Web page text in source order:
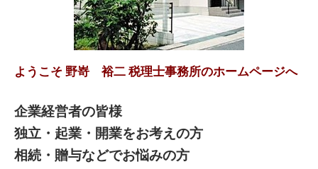
ようこそ 野嵜 裕二 税理士事務所のホームページへ
企業経営者の皆様
独立・起業・開業をお考えの方
相続・贈与などでお悩みの方